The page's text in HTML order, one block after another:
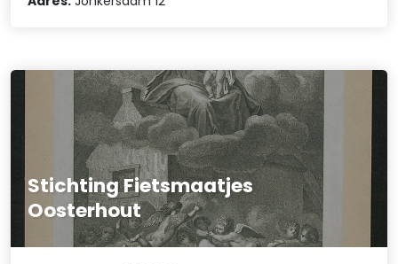
Stichting Fietsmaatjes
Oosterhout